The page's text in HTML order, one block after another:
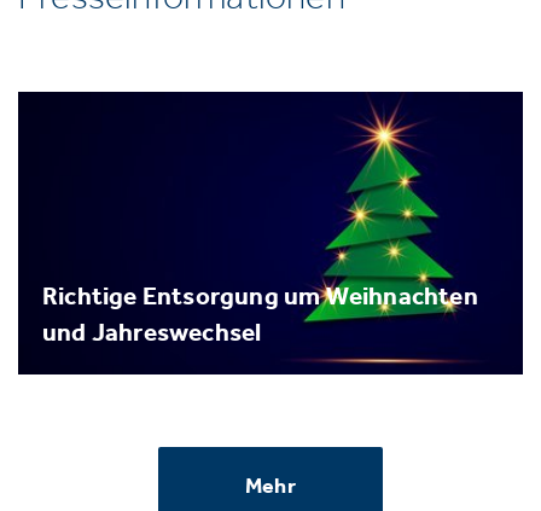
Richtige Entsorgung um Weihnachten
und Jahreswechsel
Mehr